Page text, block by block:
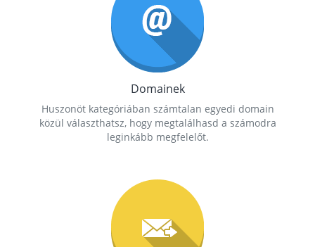
Domainek
Huszonöt kategóriában számtalan egyedi domain
közül választhatsz, hogy megtalálhasd a számodra
leginkább megfelelőt.